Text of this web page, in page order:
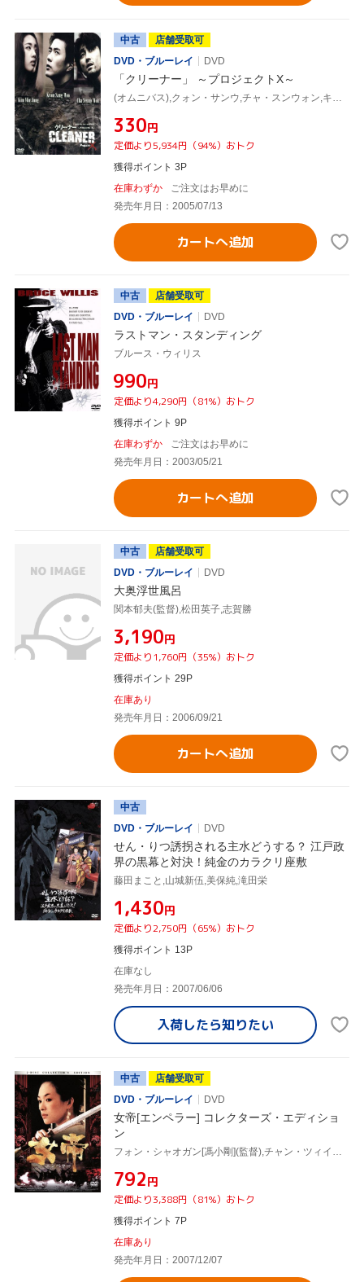
中古
店舗受取可
DVD・ブルーレイ
DVD
「クリーナー」 ～プロジェクトX～
¥330円
定価より5,934円（94%）おトク
獲得ポイント 3P
在庫わずか
ご注文はお早めに
発売年月日：2005/07/13
カートへ追加
中古
店舗受取可
DVD・ブルーレイ
DVD
ラストマン・スタンディング
ブルース・ウィリス
¥990円
定価より4,290円（81%）おトク
獲得ポイント 9P
在庫わずか
ご注文はお早めに
発売年月日：2003/05/21
カートへ追加
中古
店舗受取可
DVD・ブルーレイ
DVD
大奥浮世風呂
関本郁夫(監督),松田英子,志賀勝
¥3,190円
定価より1,760円（35%）おトク
獲得ポイント 29P
在庫あり
発売年月日：2006/09/21
カートへ追加
中古
DVD・ブルーレイ
DVD
せん・りつ誘拐される主水どうする？ 江戸政
界の黒幕と対決！純金のカラクリ座敷
藤田まこと,山城新伍,美保純,滝田栄
¥1,430円
定価より2,750円（65%）おトク
獲得ポイント 13P
在庫なし
発売年月日：2007/06/06
入荷したら知りたい
中古
店舗受取可
DVD・ブルーレイ
DVD
女帝[エンペラー] コレクターズ・エディショ
ン
¥792円
定価より3,388円（81%）おトク
獲得ポイント 7P
在庫あり
発売年月日：2007/12/07